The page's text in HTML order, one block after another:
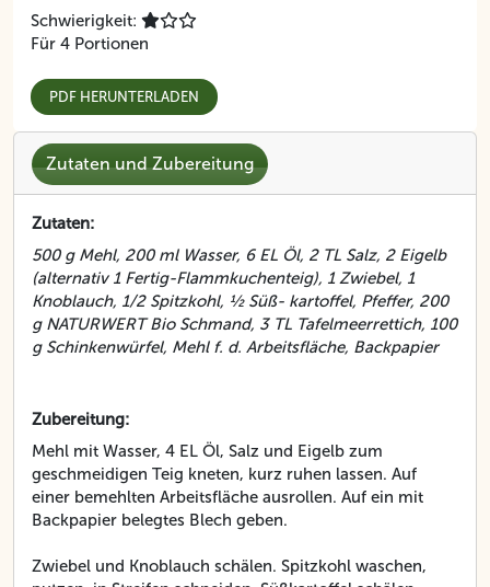
Schwierigkeit:
Für 4 Portionen
PDF HERUNTERLADEN
Zutaten und Zubereitung
Zutaten:
500 g Mehl, 200 ml Wasser, 6 EL Öl, 2 TL Salz, 2 Eigelb
(alternativ 1 Fertig-Flammkuchenteig), 1 Zwiebel, 1
Knoblauch, 1/2 Spitzkohl, ½ Süß- kartoffel, Pfeffer, 200
g NATURWERT Bio Schmand, 3 TL Tafelmeerrettich, 100
g Schinkenwürfel, Mehl f. d. Arbeitsfläche, Backpapier
Zubereitung:
Mehl mit Wasser, 4 EL Öl, Salz und Eigelb zum
geschmeidigen Teig kneten, kurz ruhen lassen. Auf
einer bemehlten Arbeitsfläche ausrollen. Auf ein mit
Backpapier belegtes Blech geben.
Zwiebel und Knoblauch schälen. Spitzkohl waschen,